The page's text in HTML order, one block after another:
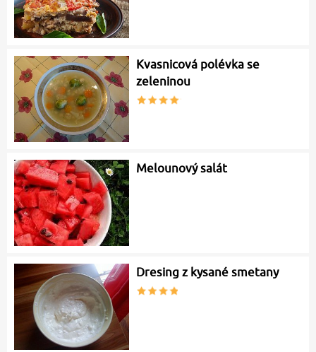
Kvasnicová polévka se
zeleninou
Melounový salát
Dresing z kysané smetany